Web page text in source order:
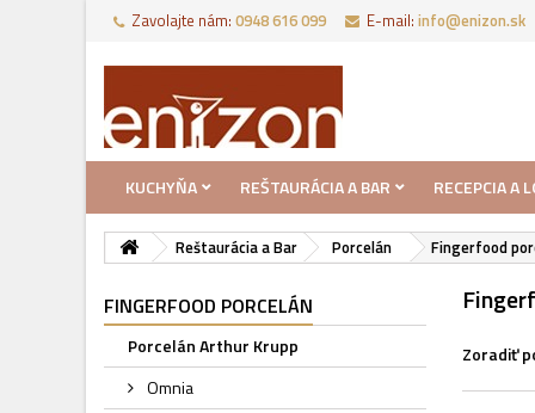
Zavolajte nám: 0948 616 099 E-mail: info@enizon.sk
KUCHYŇA REŠTAURÁCIA A BAR RECEPCIA A
Reštaurácia a Bar Porcelán Fingerfood
FINGERFOOD PORCELÁN
Porcelán Arthur Krupp
Omnia
Zoradiť